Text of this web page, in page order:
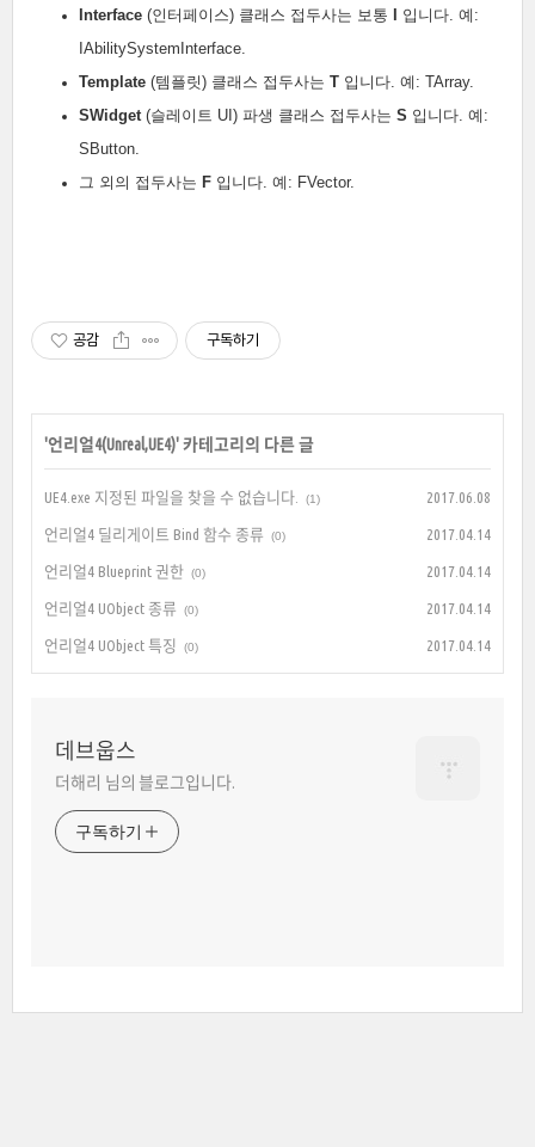
Interface (인터페이스) 클래스 접두사는 보통
입니다. 예:
IAbilitySystemInterface.
Template (템플릿) 클래스 접두사는 T 입니다. 예: TArray.
SWidget(슬레이트 UI) 파생 클래스 접두사는 S 입니다. 예:
SButton.
그 외의 접두사는 F 입니다. 예: FVector.
공감 구독하기
'언리얼4(Unreal,UE4)' 카테고리의 다른 글
UE4.exe 지정된 파일을 찾을 수 없습니다. (1) 2017.06.08
언리얼4 딜리게이트 Bind 함수 종류 (0) 2017.04.14
언리얼4 Blueprint 권한 (0) 2017.04.14
언리얼4 UObject 종류 (0) 2017.04.14
언리얼4 UObject 특징 (0) 2017.04.14
데브웁스
더해리 님의 블로그입니다.
구독하기